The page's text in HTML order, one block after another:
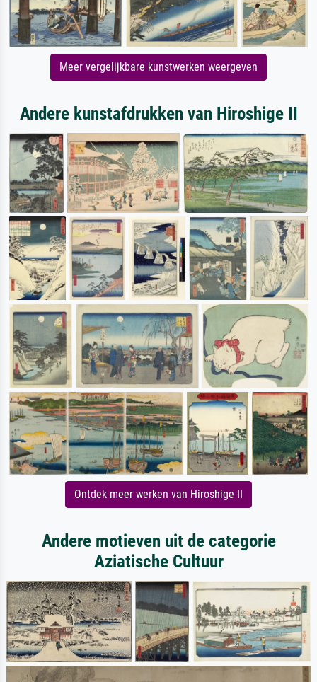
Meer vergelijkbare kunstwerken weergeven
Andere kunstafdrukken van Hiroshige II
Ontdek meer werken van Hiroshige II
Andere motieven uit de categorie
Aziatische Cultuur